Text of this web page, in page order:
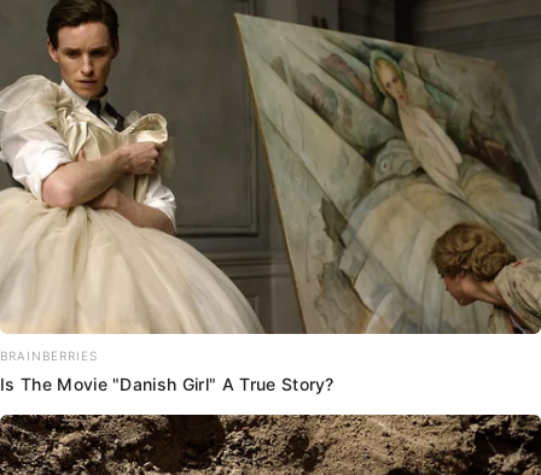
BRAINBERRIES
Is The Movie "Danish Girl" A True Story?